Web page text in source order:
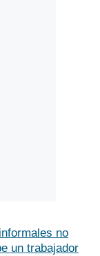
no
un trabajador